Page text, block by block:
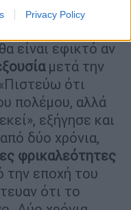
Privacy Policy
ότιπιστεύει ότι
είναι εφικτό αν
μετά την
ότι
πολέμου, αλλά
εξήγησε και
δύο χρόνια,
φρικαλεότητες
την εποχή του
ότι το